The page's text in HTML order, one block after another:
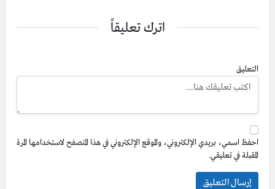
اترك تعليقاً
التعليق
احفظ اسمي، بريدي الإلكتروني، والموقع الإلكتروني في هذا المتصفح لاستخدامها المرة
المقبلة في تعليقي.